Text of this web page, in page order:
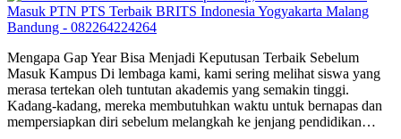
Mengapa Gap Year Bisa Menjadi Keputusan Terbaik Sebelum
Masuk Kampus Di lembaga kami, kami sering melihat siswa yang
merasa tertekan oleh tuntutan akademis yang semakin tinggi.
Kadang-kadang, mereka membutuhkan waktu untuk bernapas dan
mempersiapkan diri sebelum melangkah ke jenjang pendidikan…